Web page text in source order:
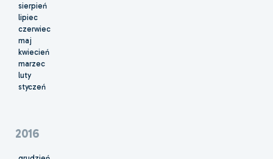
sierpień
lipiec
czerwiec
maj
kwiecień
marzec
luty
styczeń
2016